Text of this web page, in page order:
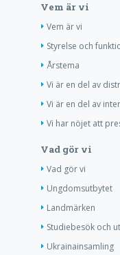
Vem är vi
Vem är vi
Styrelse och
Årstema
Vi är en del av
Vi är en del av
Vi har nöjet att
Vad gör vi
Vad gör vi
Ungdomsutbytet
Landmärken
Studiebesök och
Ukrainainsamling